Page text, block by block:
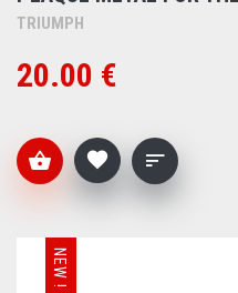
TRIUMPH
20.00 €
NEW !